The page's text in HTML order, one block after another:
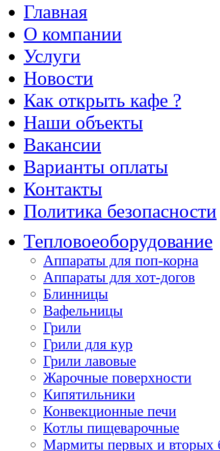
Главная
О компании
Услуги
Новости
Как открыть кафе ?
Наши объекты
Вакансии
Варианты оплаты
Контакты
Политика безопасности
Тепловоеоборудование
Аппараты для поп-корна
Аппараты для хот-догов
Блинницы
Вафельницы
Грили
Грили для кур
Грили лавовые
Жарочные поверхности
Кипятильники
Конвекционные печи
Котлы пищеварочные
Мармиты первых и вторых